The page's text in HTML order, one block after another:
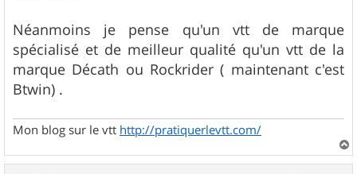
Néanmoins je pense qu'un vtt de marque
spécialisé et de meilleur qualité qu'un vtt de la
marque Décath ou Rockrider ( maintenant c'est
Btwin) .
Mon blog sur le vtt http://pratiquerlevtt.com/
a